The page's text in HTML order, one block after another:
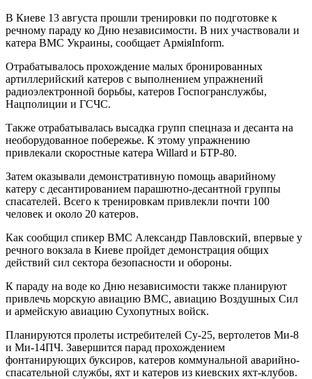
В Киеве 13 августа прошли тренировки по подготовке к
речному параду ко Дню независимости. В них участвовали и
катера ВМС Украины, сообщает АрміяInform.
Отрабатывалось прохождение малых бронированных
артиллерийский катеров с выполнением упражнений
радиоэлектронной борьбы, катеров Госпогранслужбы,
Нацполиции и ГСЧС.
Также отрабатывалась высадка групп спецназа и десанта на
необорудованное побережье. К этому упражнению
привлекали скоростные катера Willard и БТР-80.
Затем оказывали демонстративную помощь аварийному
катеру с десантированием парашютно-десантной группы
спасателей. Всего к тренировкам привлекли почти 100
человек и около 20 катеров.
Как сообщил спикер ВМС Александр Павловский, впервые у
речного вокзала в Киеве пройдет демонстрация общих
действий сил сектора безопасности и обороны.
К параду на воде ко Дню независимости также планируют
привлечь морскую авиацию ВМС, авиацию Воздушных Сил
и армейскую авиацию Сухопутных войск.
Планируются пролеты истребителей Су-25, вертолетов Ми-8
и Ми-14ПЧ. Завершится парад прохождением
фонтанирующих буксиров, катеров коммунальной аварийно-
спасательной службы, яхт и катеров из киевских яхт-клубов.